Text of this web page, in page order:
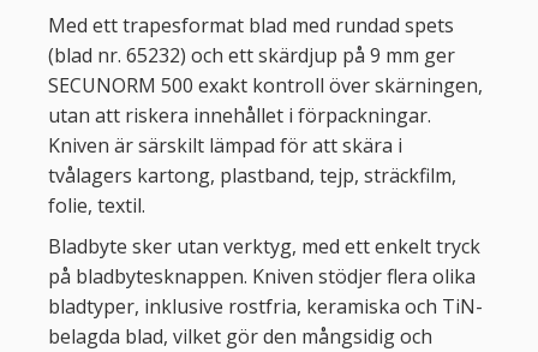
Med ett trapesformat blad med rundad spets
(blad nr. 65232) och ett skärdjup på 9 mm ger
SECUNORM 500 exakt kontroll över skärningen,
utan att riskera innehållet i förpackningar.
Kniven är särskilt lämpad för att skära i
tvålagers kartong, plastband, tejp, sträckfilm,
folie, textil.
Bladbyte sker utan verktyg, med ett enkelt tryck
på bladbytesknappen. Kniven stödjer flera olika
bladtyper, inklusive rostfria, keramiska och TiN-
belagda blad, vilket gör den mångsidig och